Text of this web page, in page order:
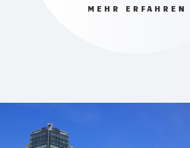
MEHR ERFAHREN